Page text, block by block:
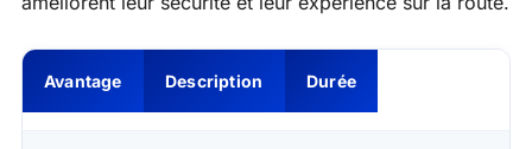
Avantage Description Durée